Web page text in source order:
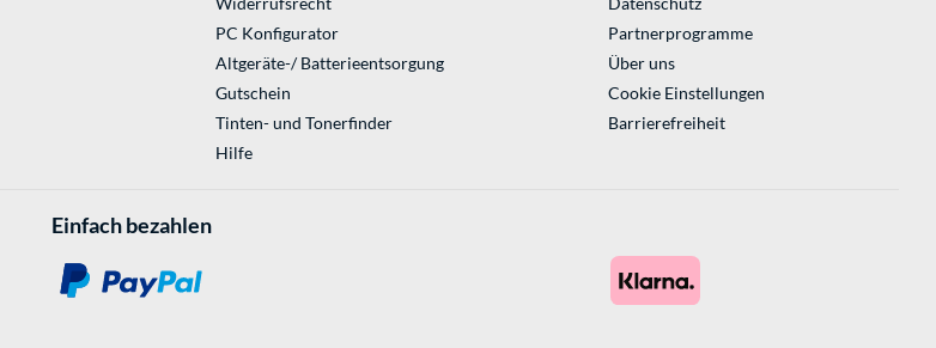
PC Konfigurator
Altgeräte-/ Batterieentsorgung
Gutschein
Tinten- und Tonerfinder
Hilfe
Partnerprogramme
Über uns
Cookie Einstellungen
Barrierefreiheit
Einfach bezahlen